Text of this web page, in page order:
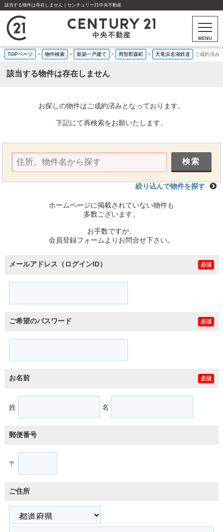
該当する物件は存在しません｜センチュリー21中央不動産
MENU
TOPページ > 物件検索 > 新築一戸建て > 周智郡森町 > 天竜浜名湖鉄道 ご成約済み
該当する物件は存在しません
お探しの物件はご成約済みとなっております。
下記にて再検索をお願いたします。
絞り込んで物件を探す
ホームページに掲載されていない物件も
多数ございます。
お手数ですが、
会員登録フォームよりお問合せ下さい。
メールアドレス（ログインID） 必須
ご希望のパスワード 必須
お名前 必須
姓 名
郵便番号
〒
ご住所